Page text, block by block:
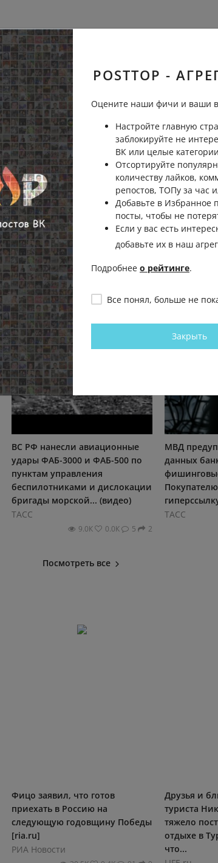
Пожаловаться
Пожаловаться
ВС РФ нанесли авиационные
удары ФАБ-3000 и ФАБ-500 по
пунктам управления
беспилотниками и дислокации
бригады морской... (видео)
ТАСС
9.0К 0.0К 5 2
МВД
данных
ТАСС
Посмотреть все
Фицо заявил, что готов
приехать в Россию на
следующую годовщину Победы
[ria.ru]
РИА Новости
Друзья и
туриста
тяжело
отдыхе в
что...
POSTTOP -
Оцените наши фичи и ваши
Настройте главную
заблокируйте не
ВК или целые
Отсортируйте
количеству лайков,
репостов, ТОПу за час
Добавьте в Избранное
посты, чтобы не
Если у вас есть
добавьте их в наш
Подробнее о рейтинге.
Все понял, больше не
Закрыть